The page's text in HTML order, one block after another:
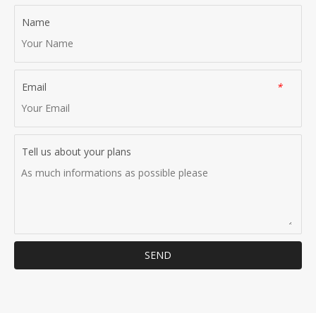
Name
*
Email
Tell us about your plans
SEND